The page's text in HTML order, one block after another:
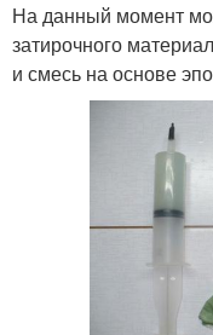
На данный момент
затирочного
и смесь на основе